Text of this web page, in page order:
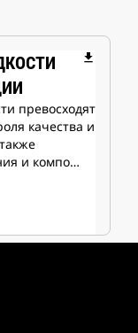
file_download
превосходят
качества и
и компо…